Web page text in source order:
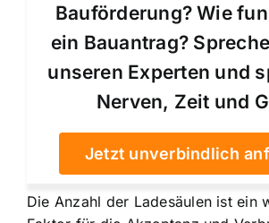
Bauförderung? Wie
ein Bauantrag?
unseren Experten und
Nerven, Zeit und
Jetzt unverbindlich
Die Anzahl der Ladesäulen ist ein